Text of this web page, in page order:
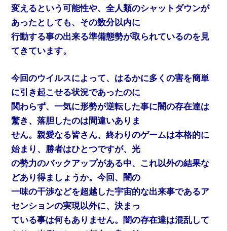
変えるという可能性や、全人類のシャットダウンが
あったとしても、その数分以内に
行動する事の出来る準備態勢が取られているのを見
てきています。
今回のウイルスによって、はるかに多くの害を簡単
に引き起こせる状況であったのに
関わらず、一気に形勢が逆転した事に闇の存在達は
驚き、落胆したのは間違いありま
せん。親愛なる皆さん、終わりのゲームは本格的に
始まり、勝者はひとつですが、光
の勢力のバックアップがある中、これ以外の結果な
どあり得ましょうか。今回、闇の
一味の干渉などを超越した宇宙的な出来事であるア
センションの実現以外に、決まっ
ている事は何もありません。闇の存在達は混乱して